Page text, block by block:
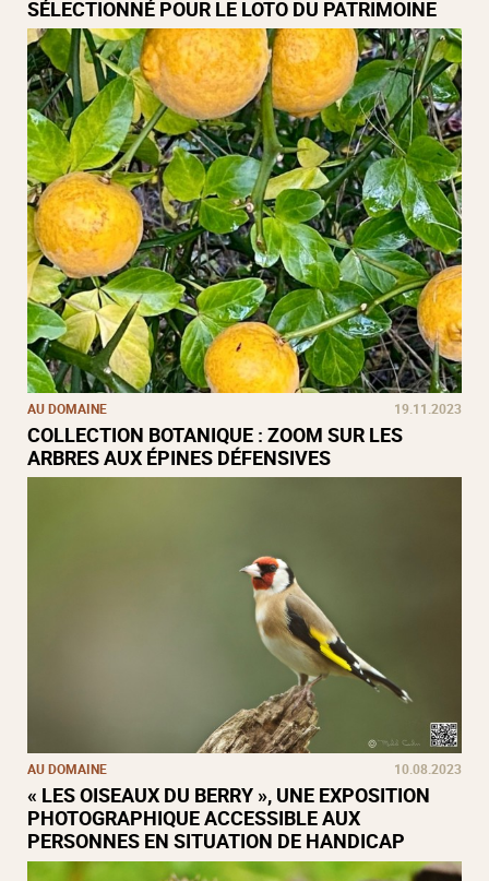
SÉLECTIONNÉ POUR LE LOTO DU PATRIMOINE
AU DOMAINE 19.11.2023
COLLECTION BOTANIQUE : ZOOM SUR LES
ARBRES AUX ÉPINES DÉFENSIVES
AU DOMAINE 10.08.2023
« LES OISEAUX DU BERRY », UNE EXPOSITION
PHOTOGRAPHIQUE ACCESSIBLE AUX
PERSONNES EN SITUATION DE HANDICAP